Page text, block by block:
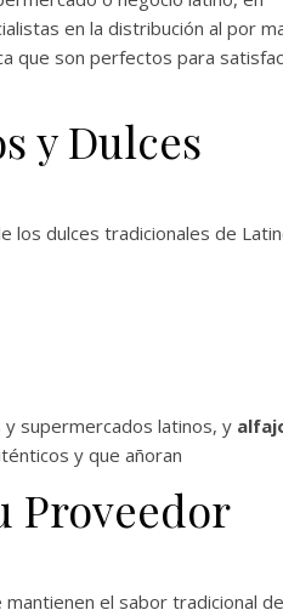
en la distribución al por
que son perfectos para
y Dulces
los dulces tradicionales de
supermercados latinos, y
y que añoran
Proveedor
el sabor tradicional